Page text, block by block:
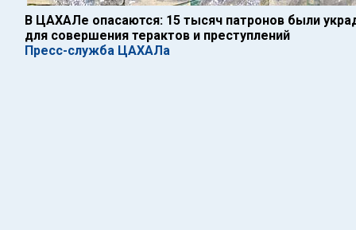
В ЦАХАЛе опасаются: 15 тысяч патронов были
для совершения терактов и преступлений
Пресс-служба ЦАХАЛа